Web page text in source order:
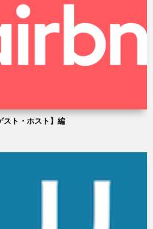
ト・ホスト】編